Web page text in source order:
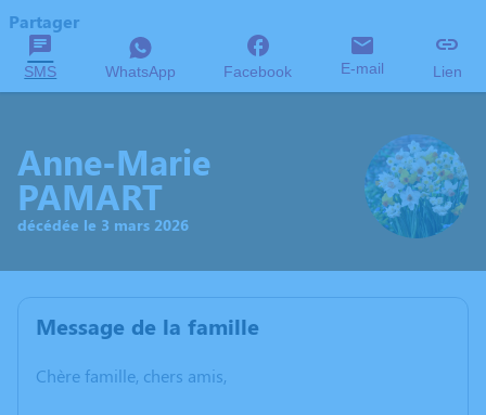
Partager
SMS WhatsApp Facebook E-mail Lien
Anne-Marie
PAMART
décédée le 3 mars 2026
Message de la famille
Chère famille, chers amis,